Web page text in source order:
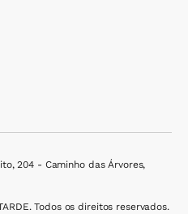
204 - Caminho das Árvores,
Todos os direitos reservados.